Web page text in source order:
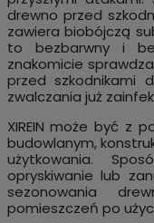
drewno przed
zawiera biobójczą
to bezbarwny i
znakomicie
przed szkodnikami
zwalczania już
XIREIN może być z
budowlanym,
użytkowania.
opryskiwanie lub
sezonowania
pomieszczeń po